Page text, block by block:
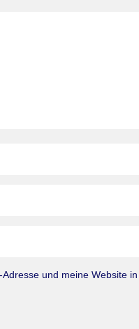
und meine Website